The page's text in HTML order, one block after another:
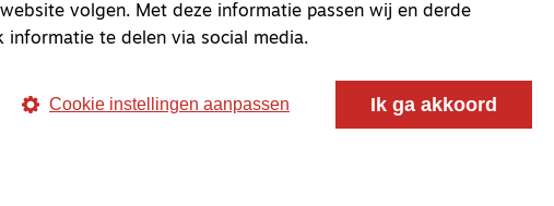
volgen. Met deze informatie passen wij en derde
informatie te delen via social media.
Cookie instellingen aanpassen Ik ga akkoord